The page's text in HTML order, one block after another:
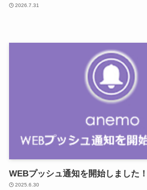
2026.7.31
WEBプッシュ通知を開始しました！
2025.6.30